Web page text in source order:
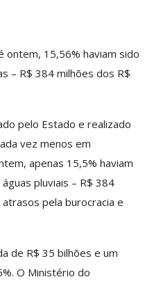
ontem, 15,56% haviam sido
– R$ 384 milhões dos R$
pelo Estado e realizado
vez menos em
apenas 15,5% haviam
pluviais – R$ 384
pela burocracia e
de R$ 35 bilhões e um
O Ministério do
Da ASSECOR
De Debate Sobre A
Das Carreiras Do…